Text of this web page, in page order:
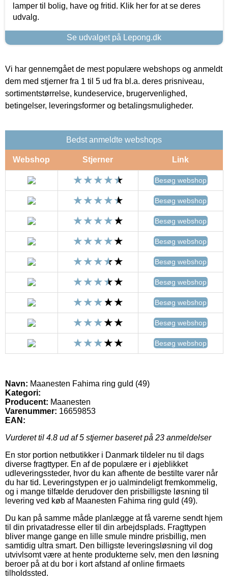
lamper til bolig, have og fritid. Klik her for at se deres
udvalg.
Se udvalget på Lepong.dk
Vi har gennemgået de mest populære webshops og anmeldt
dem med stjerner fra 1 til 5 ud fra bl.a. deres prisniveau,
sortimentstørrelse, kundeservice, brugervenlighed,
betingelser, leveringsformer og betalingsmuligheder.
Bedst anmeldte webshops
Webshop Stjerner Link
Besøg webshop
Besøg webshop
Besøg webshop
Besøg webshop
Besøg webshop
Besøg webshop
Besøg webshop
Besøg webshop
Besøg webshop
Navn: Maanesten Fahima ring guld (49)
Kategori:
Producent: Maanesten
Varenummer: 16659853
EAN:
Vurderet til 4.8 ud af 5 stjerner baseret på 23 anmeldelser
En stor portion netbutikker i Danmark tildeler nu til dags
diverse fragttyper. En af de populære er i øjeblikket
udleveringssteder, hvor du kan afhente de bestilte varer når
du har tid. Leveringstypen er jo ualmindeligt fremkommelig,
og i mange tilfælde derudover den prisbilligste løsning til
levering ved køb af Maanesten Fahima ring guld (49).
Du kan på samme måde planlægge at få varerne sendt hjem
til din privatadresse eller til din arbejdsplads. Fragttypen
bliver mange gange en lille smule mindre prisbillig, men
samtidig ultra smart. Den billigste leveringsløsning vil dog
utvivlsomt være at hente produkterne selv, men den løsning
beroer på at du bor i kort afstand af online firmaets
tilholdssted.